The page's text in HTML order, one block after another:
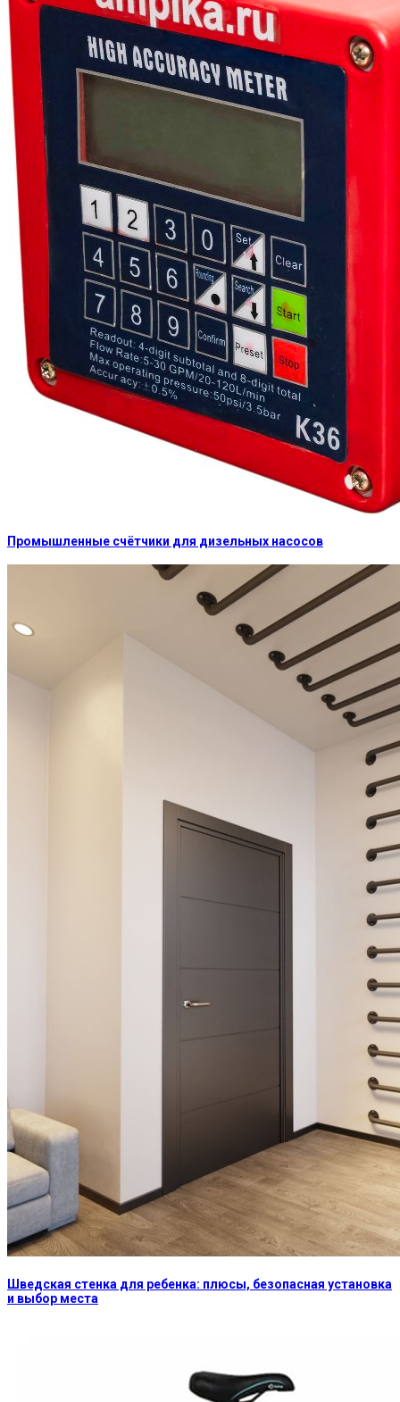
Промышленные счётчики для дизельных насосов
Шведская стенка для ребенка: плюсы, безопасная установка
и выбор места